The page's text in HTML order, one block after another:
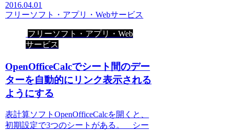
2016.04.01
フリーソフト・アプリ・Webサービス
フリーソフト・アプリ・Web
サービス
OpenOfficeCalcでシート間のデー
ターを自動的にリンク表示される
ようにする
表計算ソフトOpenOfficeCalcを開くと、
初期設定で3つのシートがある。 シー